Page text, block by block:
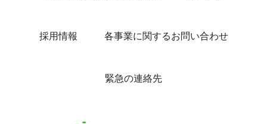
採用情報 各事業に関するお問い合わせ
緊急の連絡先